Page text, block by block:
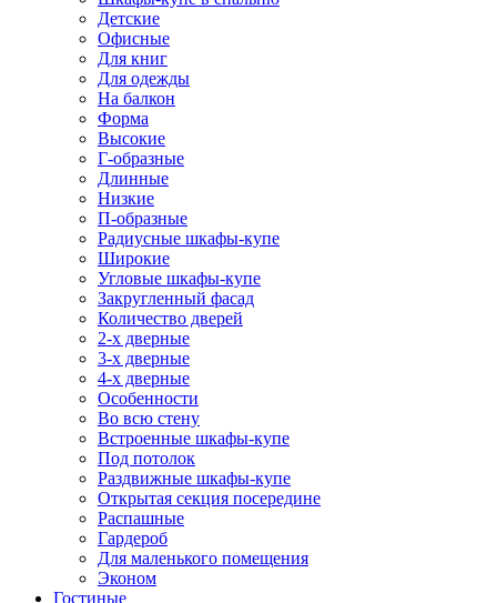
Детские
Офисные
Для книг
Для одежды
На балкон
Форма
Высокие
Г-образные
Длинные
Низкие
П-образные
Радиусные шкафы-купе
Широкие
Угловые шкафы-купе
Закругленный фасад
Количество дверей
2-х дверные
3-х дверные
4-х дверные
Особенности
Во всю стену
Встроенные шкафы-купе
Под потолок
Раздвижные шкафы-купе
Открытая секция посередине
Распашные
Гардероб
Для маленького помещения
Эконом
Гостиные